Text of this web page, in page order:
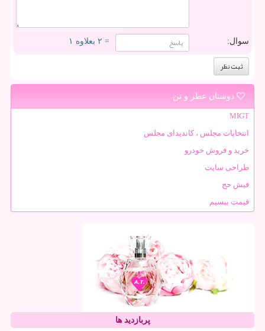
سوال: = ۲ بعلاوه ۱
دوستان عطر و تن
MIGT
انتخابات مجلس ، کاندیدای مجلس
خرید و فروش خودرو
طراحی سایت
فیش حج
قیمت بیسیم
پربازدید ها